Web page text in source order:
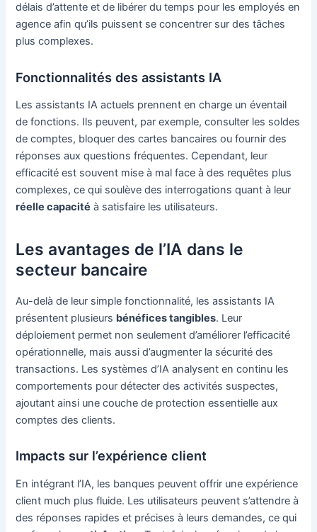
délais d’attente et de libérer du temps pour les employés en
agence afin qu’ils puissent se concentrer sur des tâches
plus complexes.
Fonctionnalités des assistants IA
Les assistants IA actuels prennent en charge un éventail
de fonctions. Ils peuvent, par exemple, consulter les soldes
de comptes, bloquer des cartes bancaires ou fournir des
réponses aux questions fréquentes. Cependant, leur
efficacité est souvent mise à mal face à des requêtes plus
complexes, ce qui soulève des interrogations quant à leur
réelle capacité à satisfaire les utilisateurs.
Les avantages de l’IA dans le
secteur bancaire
Au-delà de leur simple fonctionnalité, les assistants IA
présentent plusieurs bénéfices tangibles. Leur
déploiement permet non seulement d’améliorer l’efficacité
opérationnelle, mais aussi d’augmenter la sécurité des
transactions. Les systèmes d’IA analysent en continu les
comportements pour détecter des activités suspectes,
ajoutant ainsi une couche de protection essentielle aux
comptes des clients.
Impacts sur l’expérience client
En intégrant l’IA, les banques peuvent offrir une expérience
client much plus fluide. Les utilisateurs peuvent s’attendre à
des réponses rapides et précises à leurs demandes, ce qui